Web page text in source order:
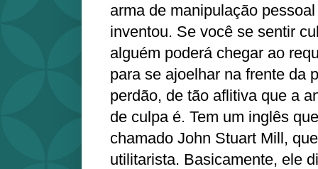
arma de manipulação
inventou. Se você se sentir
alguém poderá chegar ao
para se ajoelhar na frente da
perdão, de tão aflitiva que a
de culpa é. Tem um inglês
chamado John Stuart Mill,
utilitarista. Basicamente, ele